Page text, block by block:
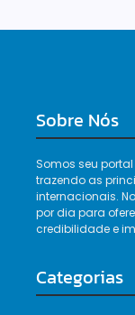
Sobre Nós
Somos seu
trazendo as
internacionais.
por dia para
credibilidade e
Categorias